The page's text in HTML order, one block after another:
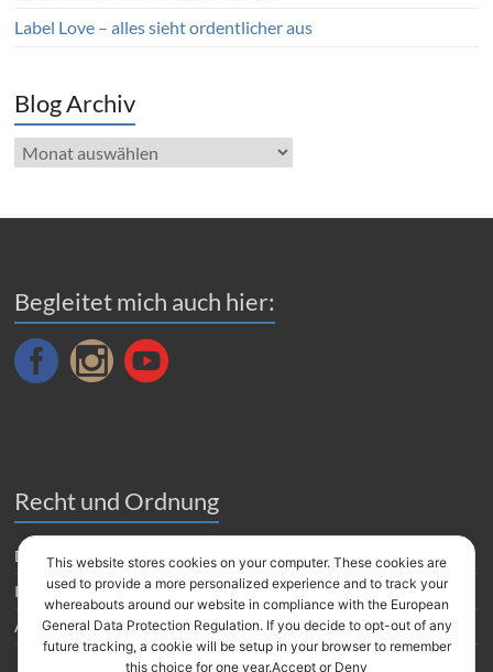
Label Love – alles sieht ordentlicher aus
Blog Archiv
Blog
Archiv
Begleitet mich auch hier:
Recht und Ordnung
Datenverarbeitung
Impressum
Amazon Partnerprogramm
This website stores cookies on your computer. These cookies are
used to provide a more personalized experience and to track your
whereabouts around our website in compliance with the European
General Data Protection Regulation. If you decide to opt-out of any
future tracking, a cookie will be setup in your browser to remember
this choice for one year.Accept or Deny